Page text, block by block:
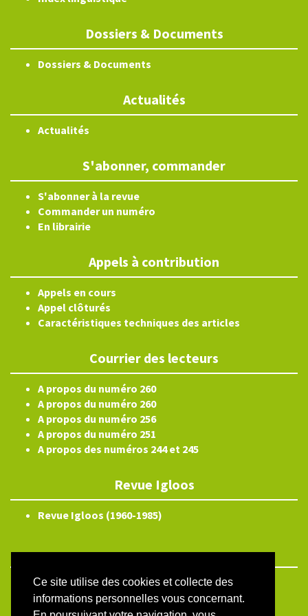
Ce site utilise des cookies et collecte des
informations personnelles vous concernant.
Dossiers & Documents
Dossiers & Documents
Actualités
Actualités
S'abonner, commander
S'abonner à la revue
Commander un numéro
En librairie
Appels à contribution
Appels en cours
Appel clôturés
Caractéristiques techniques des articles
Courrier des lecteurs
A propos du numéro 260
A propos du numéro 260
A propos du numéro 256
A propos du numéro 251
A propos des numéros 244 et 245
Revue Igloos
Revue Igloos (1960-1985)
ISSN électronique 2804-3359
Plan du site